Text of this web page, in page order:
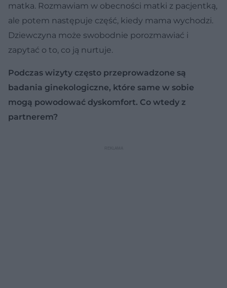
matka. Rozmawiam w obecności matki z pacjentką,
ale potem następuje część, kiedy mama wychodzi.
Dziewczyna może swobodnie porozmawiać i
zapytać o to, co ją nurtuje.
Podczas wizyty często przeprowadzone są
badania ginekologiczne, które same w sobie
mogą powodować dyskomfort. Co wtedy z
partnerem?